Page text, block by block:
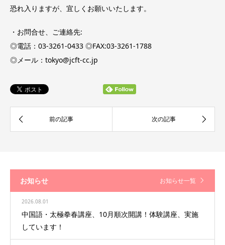
恐れ入りますが、宜しくお願いいたします。
・お問合せ、ご連絡先:
◎電話：03-3261-0433 ◎FAX:03-3261-1788
◎メール：tokyo@jcft-cc.jp
お知らせ お知らせ一覧
2026.08.01
中国語・太極拳春講座、10月順次開講！体験講座、実施
しています！